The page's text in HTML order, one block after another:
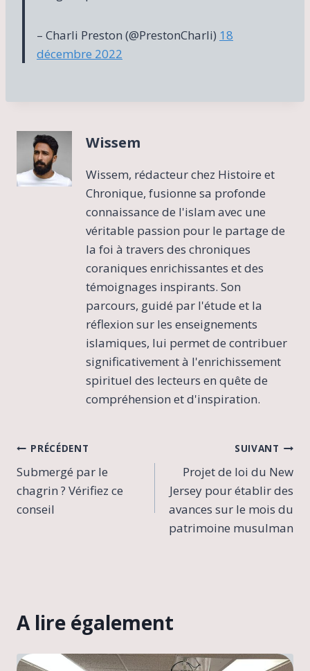
– Charli Preston (@PrestonCharli) 18
décembre 2022
Wissem
Wissem, rédacteur chez Histoire et
Chronique, fusionne sa profonde
connaissance de l'islam avec une
véritable passion pour le partage de
la foi à travers des chroniques
coraniques enrichissantes et des
témoignages inspirants. Son
parcours, guidé par l'étude et la
réflexion sur les enseignements
islamiques, lui permet de contribuer
significativement à l'enrichissement
spirituel des lecteurs en quête de
compréhension et d'inspiration.
Navigation
de
l’article
PRÉCÉDENT
Submergé par le
chagrin ? Vérifiez ce
conseil
SUIVANT
Projet de loi du New
Jersey pour établir des
avances sur le mois du
patrimoine musulman
A lire également